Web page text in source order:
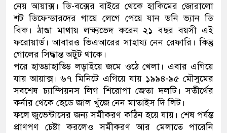
নেয় আয়াক্স। ডি-বক্সের বাইরে থেকে হাকিমের জোরালো
শট ডিফেন্ডারদের গায়ে লেগে পেয়ে যান ডনি ভ্যান ডি
বিক। ঠাণ্ডা মাথায় লক্ষ্যভেদ করেন ২১ বছর বয়সী এই
ফরোয়ার্ড। আবারও ভিএআরের সাহায্য নেন রেফারি। কিন্তু
গোলের সিদ্ধান্ত অটুট থাকে।
পরে হাড্ডাহাড্ডি লড়াইয়ে জমে ওঠে খেলা। এবার এগিয়ে
যায় আয়াক্স। ৬৭ মিনিটে এগিয়ে যায় ১৯৯৪-৯৫ মৌসুমের
সবশেষ চ্যাম্পিয়নস লিগ শিরোপা জেতা দলটি। সতীর্থের
কর্নার থেকে হেডে জাল খুঁজে নেন মাতাইস দি লিট।
ফলে জুভেন্টাসের জন্য সমীকরণ কঠিন হয়ে যায়। শেষ পর্যন্ত
প্রাণপণ চেষ্টা করলেও সমীকরণ আর মেলাতে পারেনি